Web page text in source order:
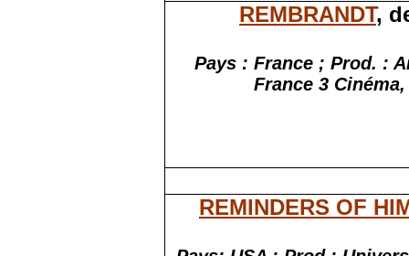
REMBRANDT,
Pays : France ; Prod. :
France 3
REMINDERS OF